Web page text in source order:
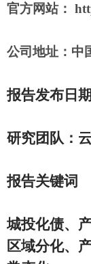
官方网站：
公司地址：中
报告发布日
研究团队：
报告关键词
城投化债、
区域分化、